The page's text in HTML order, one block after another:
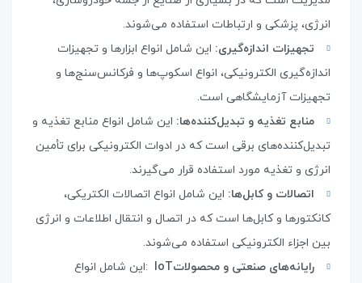
انرژی، پزشکی و ارتباطات استفاده می‌شوند.
تجهیزات اندازه‌گیری: این شامل انواع ابزارها و تجهیزات
اندازه‌گیری الکترونیکی، انواع اسکوپ‌ها و فرکانس‌سنج‌ها و
تجهیزات آزمایشگاهی است.
منابع تغذیه و تبدیل‌کننده‌ها: این شامل انواع منابع تغذیه و
تبدیل‌کننده‌های برقی است که در ادوات الکترونیکی برای تأمین
انرژی و تغذیه مورد استفاده قرار می‌گیرند.
اتصالات و کابل‌ها: این شامل انواع اتصالات الکتریکی،
کانکتورها و کابل‌ها است که در اتصال و انتقال اطلاعات و انرژی
بین اجزاء الکترونیکی استفاده می‌شوند.
رایانه‌های صنعتی و محصولاتIoT
:این شامل انواع